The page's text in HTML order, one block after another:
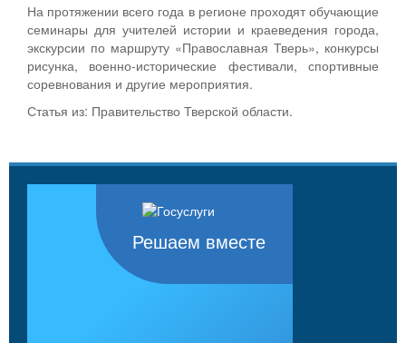
На протяжении всего года в регионе проходят обучающие
семинары для учителей истории и краеведения города,
экскурсии по маршруту «Православная Тверь», конкурсы
рисунка, военно-исторические фестивали, спортивные
соревнования и другие мероприятия.
Статья из: Правительство Тверской области.
Решаем вместе